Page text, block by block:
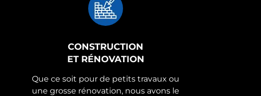
CONSTRUCTION
ET RÉNOVATION
Que ce soit pour de petits travaux ou
une grosse rénovation, nous avons le